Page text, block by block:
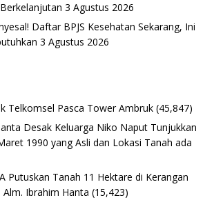
3 Agustus 2026
Daftar BPJS Kesehatan Sekarang, Ini
3 Agustus 2026
Telkomsel Pasca Tower Ambruk (45,847)
Desak Keluarga Niko Naput Tunjukkan
1990 yang Asli dan Lokasi Tanah ada
Putuskan Tanah 11 Hektare di Kerangan
Alm. Ibrahim Hanta (15,423)